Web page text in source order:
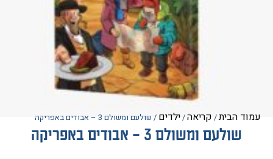
/קריאה/ ילדים/ שולעם ומשולם 3 – אבודים באפריקה
שולעם ומשולם 3 – אבודים באפריקה